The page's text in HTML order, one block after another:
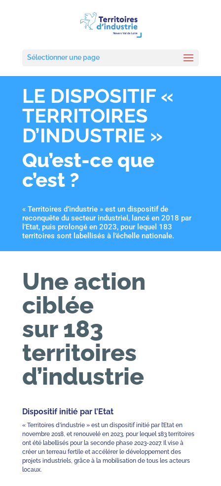
Sélectionner une page
LE DISPOSITIF «
TERRITOIRES
D’INDUSTRIE »
Qu’est-ce que
c’est ?
« Territoires d’industrie » est un dispositif de
reconquête du secteur industriel, lancé en 2018 par
l’Etat, puis prolongé en 2023, pour lequel 183
territoires sont labellisés à l’échelle nationale.
Une action
ciblée
sur 183
territoires
d’industrie
Dispositif initié par l’Etat
« Territoires d’industrie » est un dispositif initié par l’Etat en
novembre 2018, et renouvelé en 2023, pour lequel 183 territoires
ont été labellisés pour la seconde phase 2023-2027. Il vise à
créer un terreau fertile et accélérer le développement des
projets industriels, grâce à la mobilisation de tous les acteurs
locaux.